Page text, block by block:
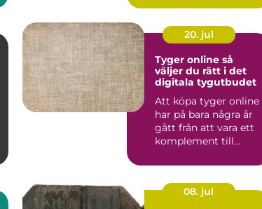
salt ...
20. jul
Tyger online så
väljer du rätt i det
digitala tygutbudet
Att köpa tyger online
har på bara några år
gått från att vara ett
komplement till
08. jul